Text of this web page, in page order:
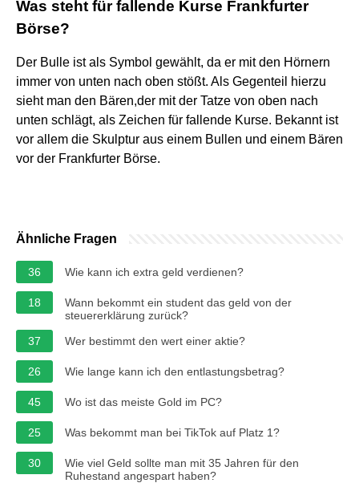
Was steht für fallende Kurse Frankfurter
Börse?
Der Bulle ist als Symbol gewählt, da er mit den Hörnern
immer von unten nach oben stößt. Als Gegenteil hierzu
sieht man den Bären,der mit der Tatze von oben nach
unten schlägt, als Zeichen für fallende Kurse. Bekannt ist
vor allem die Skulptur aus einem Bullen und einem Bären
vor der Frankfurter Börse.
Ähnliche Fragen
36 Wie kann ich extra geld verdienen?
18
Wann bekommt ein student das geld von der
steuererklärung zurück?
37
Wer bestimmt den wert einer aktie?
26 Wie lange kann ich den entlastungsbetrag?
45 Wo ist das meiste Gold im PC?
25 Was bekommt man bei TikTok auf Platz 1?
30
Wie viel Geld sollte man mit 35 Jahren für den
Ruhestand angespart haben?